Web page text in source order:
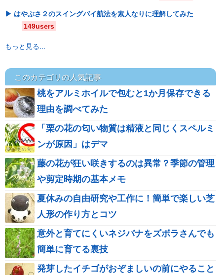
はやぶさ２のスイングバイ航法を素人なりに理解してみた
149users
もっと見る...
このカテゴリの人気記事
桃をアルミホイルで包むと1か月保存できる
理由を調べてみた
「栗の花の匂い物質は精液と同じくスペルミ
ンが原因」はデマ
藤の花が狂い咲きするのは異常？季節の管理
や剪定時期の基本メモ
夏休みの自由研究や工作に！簡単で楽しい芝
人形の作り方とコツ
意外と育てにくいネジバナをズボラさんでも
簡単に育てる裏技
発芽したイチゴがおぞましいの前にやること